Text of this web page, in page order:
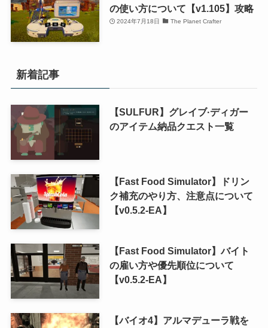
の使い方について【v1.105】攻略
2024年7月18日 The Planet Crafter
新着記事
【SULFUR】グレイブ·ディガー
のアイテム納品クエスト一覧
【Fast Food Simulator】ドリン
ク補充のやり方、注意点について
【v0.5.2-EA】
【Fast Food Simulator】バイト
の雇い方や優先順位について
【v0.5.2-EA】
【バイオ4】アルマデューラ戦を